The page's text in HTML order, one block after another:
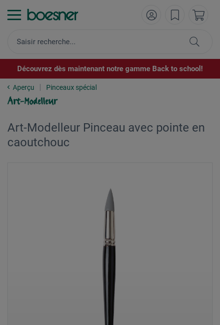
Découvrez dès maintenant notre gamme Back to school!
Aperçu Pinceaux spécial
Art-Modelleur Pinceau avec pointe en
caoutchouc